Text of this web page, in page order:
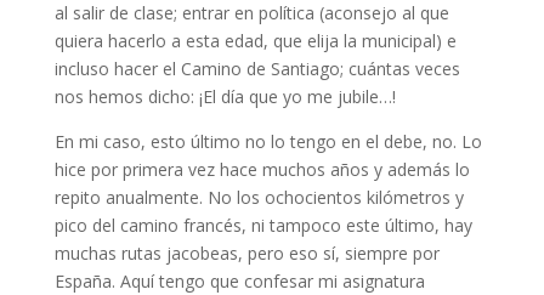
al salir de clase; entrar en política (aconsejo al que
quiera hacerlo a esta edad, que elija la municipal) e
incluso hacer el Camino de Santiago; cuántas veces
nos hemos dicho: ¡El día que yo me jubile…!
En mi caso, esto último no lo tengo en el debe, no. Lo
hice por primera vez hace muchos años y además lo
repito anualmente. No los ochocientos kilómetros y
pico del camino francés, ni tampoco este último, hay
muchas rutas jacobeas, pero eso sí, siempre por
España. Aquí tengo que confesar mi asignatura